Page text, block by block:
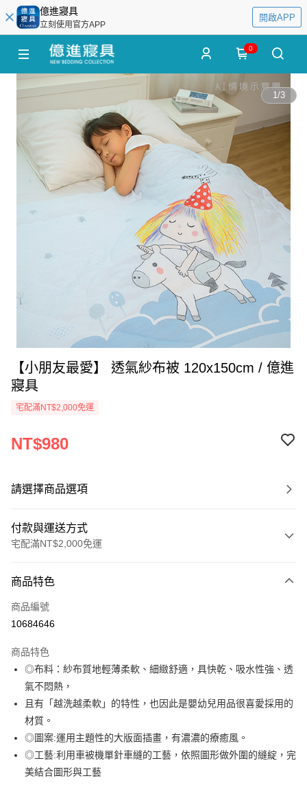
億進寢具
立刻使用官方APP
開啟APP
0
1/3
【小朋友最愛】 透氣紗布被 120x150cm / 億進
寢具
宅配滿NT$2,000免運
NT$980
請選擇商品選項
付款與運送方式
宅配滿NT$2,000免運
信用卡一次付款
信用卡分期付款
合作金庫商業銀行
華南商業銀行
彰化商業銀行
上海商業儲蓄銀行
國泰世華商業銀行
兆豐國際商業銀行
臺灣中小企業銀行
匯豐（台灣）商業銀行
華泰商業銀行
聯邦商業銀行
遠東國際商業銀行
元大商業銀行
永豐商業銀行
玉山商業銀行
6 期 0 利率 每期
華南商業銀行
上海商業儲蓄銀行
台北富邦商業銀行
國泰世華商業銀行
臺灣中小企業銀行
台中商業銀行
匯豐（台灣）商業銀行
華泰商業銀行
聯邦商業銀行
元大商業銀行
LINE Pay
Apple Pay
悠遊付
Google Pay
商品特色
商品編號
10684646
商品特色
◎布料：紗布質地輕薄柔軟、細緻舒適，具快乾、吸水性強、透
氣不悶熱，
且有「越洗越柔軟」的特性，也因此是嬰幼兒用品很喜愛採用的
材質。
◎圖案:運用主題性的大版面插畫，有濃濃的療癒風。
◎工藝:利用車被機單針車縫的工藝，依照圖形做外圍的縫綻，完
美結合圖形與工藝